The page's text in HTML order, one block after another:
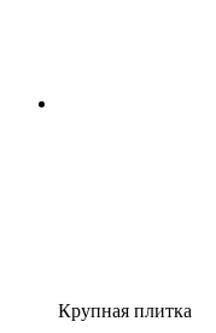
Крупная плитка